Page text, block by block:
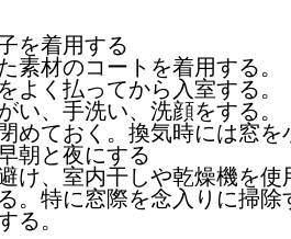
を着用する
素材のコートを着用する。
よく払ってから入室する。
い、手洗い、洗顔をする。
めておく。換気時には窓を
朝と夜にする
け、室内干しや乾燥機を使
。特に窓際を念入りに掃除
る。